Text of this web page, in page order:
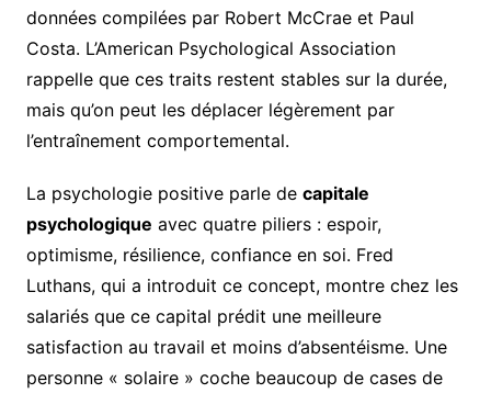
données compilées par Robert McCrae et Paul
Costa. L’American Psychological Association
rappelle que ces traits restent stables sur la durée,
mais qu’on peut les déplacer légèrement par
l’entraînement comportemental.
La psychologie positive parle de capitale
psychologique avec quatre piliers : espoir,
optimisme, résilience, confiance en soi. Fred
Luthans, qui a introduit ce concept, montre chez les
salariés que ce capital prédit une meilleure
satisfaction au travail et moins d’absentéisme. Une
personne « solaire » coche beaucoup de cases de